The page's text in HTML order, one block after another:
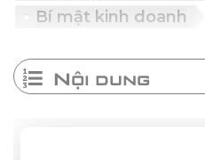
Bí mật kinh doanh
Nội dung